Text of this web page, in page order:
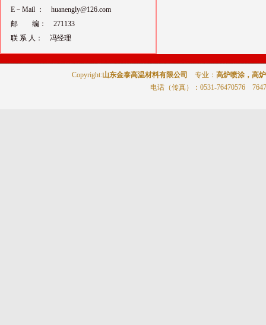
E－Mail ： huanengly@126.com
邮 编： 271133
联 系 人： 冯经理
Copyright:山东金泰高温材料有限公司 专业： 高炉喷涂，高
电话（传真）
：0531-76470576